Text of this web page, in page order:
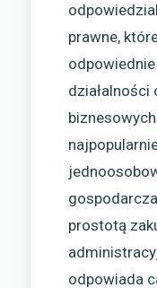
prawne,
działalności
prostotą
odpowiada